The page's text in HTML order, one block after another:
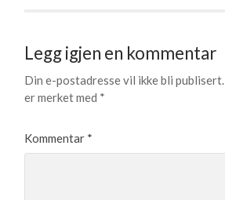
Legg igjen en kommentar
Din e-postadresse vil ikke bli publisert.
er merket med *
Kommentar *